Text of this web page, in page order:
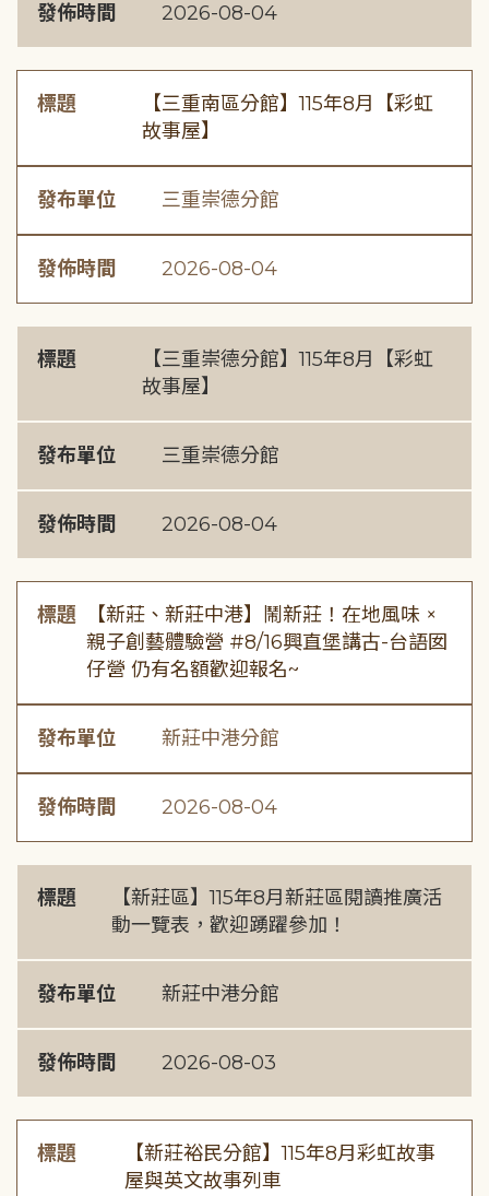
發佈時間 2026-08-04
標題
【三重南區分館】115年8月【彩虹
故事屋】
發布單位 三重崇德分館
發佈時間 2026-08-04
標題
【三重崇德分館】115年8月【彩虹
故事屋】
發布單位 三重崇德分館
發佈時間 2026-08-04
標題
【新莊、新莊中港】鬧新莊！在地風味 ×
親子創藝體驗營 #8/16興直堡講古-台語囡
仔營 仍有名額歡迎報名~
發布單位 新莊中港分館
發佈時間 2026-08-04
標題
【新莊區】115年8月新莊區閱讀推廣活
動一覽表，歡迎踴躍參加！
發布單位 新莊中港分館
發佈時間 2026-08-03
標題
【新莊裕民分館】115年8月彩虹故事
屋與英文故事列車